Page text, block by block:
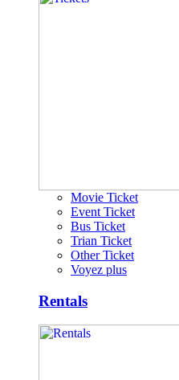
Movie Ticket
Event Ticket
Bus Ticket
Trian Ticket
Other Ticket
Voyez plus
Rentals